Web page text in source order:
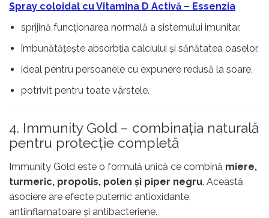
Spray coloidal cu Vitamina D Activă – Essenzia
sprijină funcționarea normală a sistemului imunitar,
îmbunătățește absorbția calciului și sănătatea oaselor,
ideal pentru persoanele cu expunere redusă la soare,
potrivit pentru toate vârstele.
4. Immunity Gold – combinația naturală
pentru protecție completă
Immunity Gold este o formulă unică ce combină miere,
turmeric, propolis, polen și piper negru. Această
asociere are efecte puternic antioxidante,
antiinflamatoare și antibacteriene.